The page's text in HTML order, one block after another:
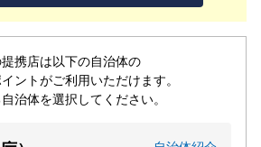
提携店は以下の自治体の
ントがご利用いただけます。
治体を選択してください。